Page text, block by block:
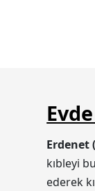
Erdenet
kıbleyi
ederek